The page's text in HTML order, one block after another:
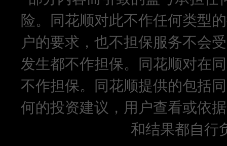
险。同花顺对此不作任何类型
户的要求，也不担保服务不会
发生都不作担保。同花顺对在
不作担保。同花顺提供的包括
何的投资建议，用户查看或依
和结果都自行